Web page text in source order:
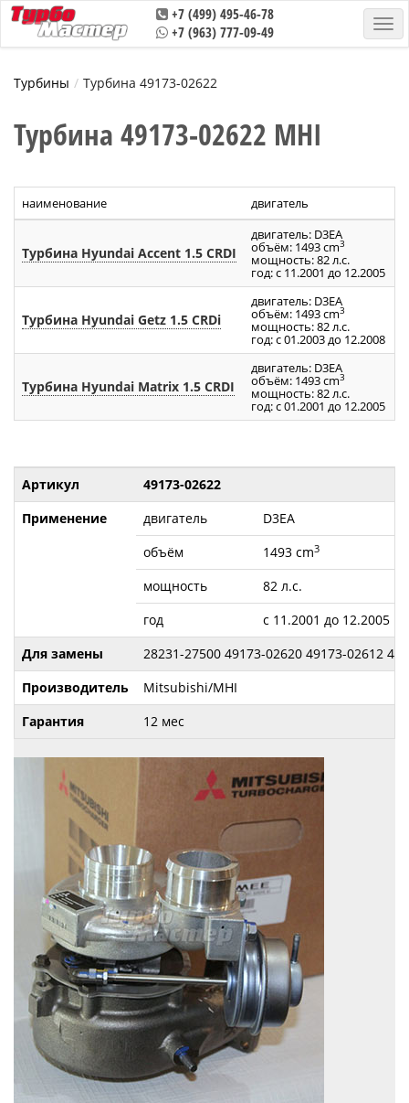
+7 (499) 495-46-78
+7 (963) 777-09-49
Турбины Турбина 49173-02622
Турбина 49173-02622 MHI
наименование двигатель
Турбина Hyundai Accent 1.5 CRDI
двигатель: D3EA
объём: 1493 cm3
мощность: 82 л.с.
год: с 11.2001 до 12.2005
Турбина Hyundai Getz 1.5 CRDi
двигатель: D3EA
объём: 1493 cm3
мощность: 82 л.с.
год: с 01.2003 до 12.2008
Турбина Hyundai Matrix 1.5 CRDI
двигатель: D3EA
объём: 1493 cm3
мощность: 82 л.с.
год: с 01.2001 до 12.2005
Артикул
49173-02622
Применение
двигатель
D3EA
объём
1493 cm3
мощность
82 л.с.
год
с 11.2001 до 12.2005
Для замены
28231-27500 49173-02620 49173-02612
Производитель
Mitsubishi/MHI
Гарантия
12 мес